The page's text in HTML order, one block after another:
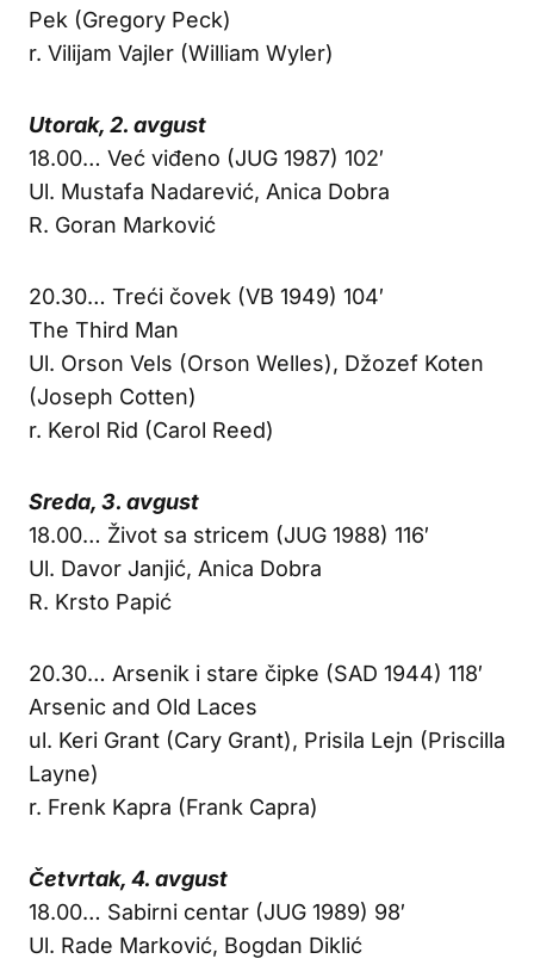
Pek (Gregory Peck)
r. Vilijam Vajler (William Wyler)
Utorak, 2. avgust
18.00… Već viđeno (JUG 1987) 102′
Ul. Mustafa Nadarević, Anica Dobra
R. Goran Marković
20.30… Treći čovek (VB 1949) 104′
The Third Man
Ul. Orson Vels (Orson Welles), Džozef Koten
(Joseph Cotten)
r. Kerol Rid (Carol Reed)
Sreda, 3. avgust
18.00… Život sa stricem (JUG 1988) 116′
Ul. Davor Janjić, Anica Dobra
R. Krsto Papić
20.30… Arsenik i stare čipke (SAD 1944) 118′
Arsenic and Old Laces
ul. Keri Grant (Cary Grant), Prisila Lejn (Priscilla
Layne)
r. Frenk Kapra (Frank Capra)
Četvrtak, 4. avgust
18.00… Sabirni centar (JUG 1989) 98′
Ul. Rade Marković, Bogdan Diklić